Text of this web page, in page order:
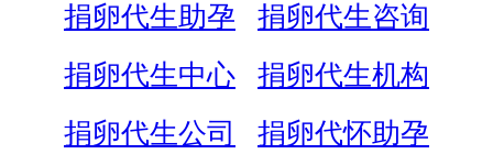
捐卵代生助孕
捐卵代生咨询
捐卵代生中心
捐卵代生机构
捐卵代生公司
捐卵代怀助孕